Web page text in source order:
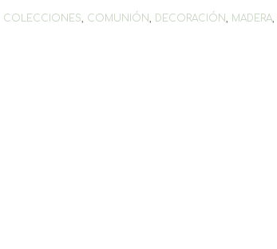
COLECCIONES, COMUNIÓN, DECORACIÓN, MADERA,